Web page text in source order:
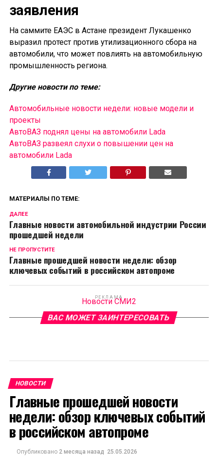
заявления
На саммите ЕАЭС в Астане президент Лукашенко
выразил протест против утилизационного сбора на
автомобили, что может повлиять на автомобильную
промышленность региона.
Другие новости по теме:
Автомобильные новости недели: новые модели и
проекты
АвтоВАЗ поднял цены на автомобили Lada
АвтоВАЗ развеял слухи о повышении цен на
автомобили Lada
МАТЕРИАЛЫ ПО ТЕМЕ:
ДАЛЕЕ
Главные новости автомобильной индустрии России
прошедшей недели
НЕ ПРОПУСТИТЕ
Главные прошедшей новости недели: обзор
ключевых событий в российском автопроме
РЕКЛАМА
Новости СМИ2
ВАС МОЖЕТ ЗАИНТЕРЕСОВАТЬ
НОВОСТИ
Главные прошедшей новости
недели: обзор ключевых событий
в российском автопроме
Опубликовано 2 месяца назад 25.05.2026